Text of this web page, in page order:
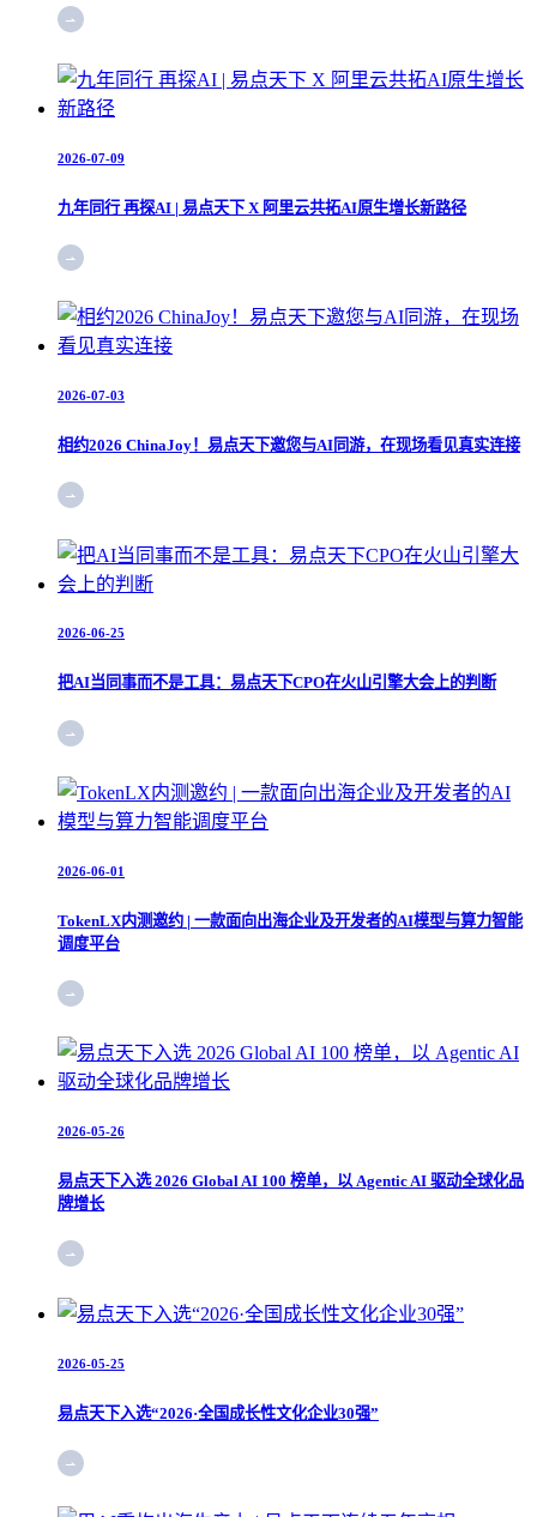
2026-07-09
九年同行 再探AI | 易点天下 X 阿里云共拓AI原生增长新路径
2026-07-03
相约2026 ChinaJoy！易点天下邀您与AI同游，在现场看见真实连接
2026-06-25
把AI当同事而不是工具：易点天下CPO在火山引擎大会上的判断
2026-06-01
TokenLX内测邀约 | 一款面向出海企业及开发者的AI模型与算力智能
调度平台
2026-05-26
易点天下入选 2026 Global AI 100 榜单，以 Agentic AI 驱动全球化品
牌增长
2026-05-25
易点天下入选“2026·全国成长性文化企业30强”